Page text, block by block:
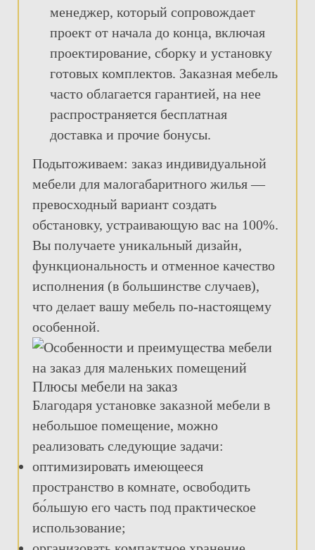
менеджер, который сопровождает
проект от начала до конца, включая
проектирование, сборку и установку
готовых комплектов. Заказная мебель
часто облагается гарантией, на нее
распространяется бесплатная
доставка и прочие бонусы.
Подытоживаем: заказ индивидуальной
мебели для малогабаритного жилья —
превосходный вариант создать
обстановку, устраивающую вас на 100%.
Вы получаете уникальный дизайн,
функциональность и отменное качество
исполнения (в большинстве случаев),
что делает вашу мебель по-настоящему
особенной.
Плюсы мебели на заказ
Благодаря установке заказной мебели в
небольшое помещение, можно
реализовать следующие задачи:
оптимизировать имеющееся
пространство в комнате, освободить
бо́льшую его часть под практическое
использование;